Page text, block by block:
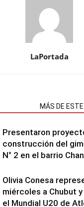
LaPortada
MÁS DE
Presentaron
construcción del
N° 2 en el barrio
Olivia Conesa
miércoles a Chubut
el Mundial U20 de